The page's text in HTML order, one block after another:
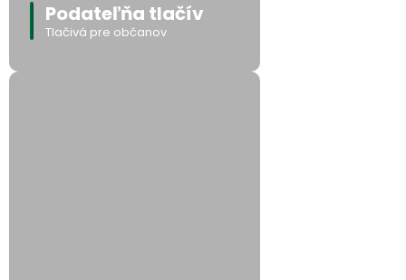
Podateľňa tlačív
Tlačivá pre občanov